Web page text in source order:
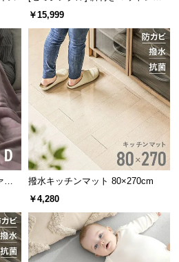
地
を支えるので、底付き感が
す。
極厚20cm ボンネルコイル
￥15,999
イ
撥水キッチンマット 80×270cm
￥4,280